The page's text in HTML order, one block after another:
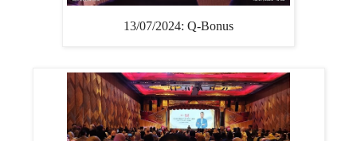
13/07/2024: Q-Bonus